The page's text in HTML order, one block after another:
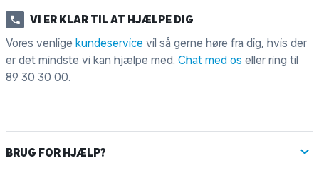
VI ER KLAR TIL AT HJÆLPE DIG
Vores venlige kundeservice vil så gerne høre fra dig, hvis der
er det mindste vi kan hjælpe med. Chat med os eller ring til
89 30 30 00.
BRUG FOR HJÆLP?